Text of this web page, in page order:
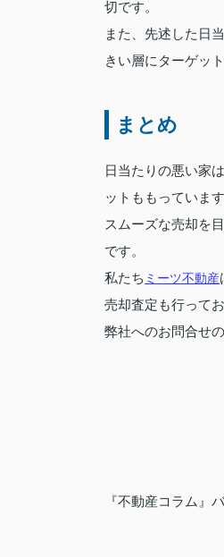
切です。
また、先述した日
きい層にターゲッ
まとめ
日当たりの悪い家
ットももっています
スムーズな売却を
です。
私たち ミーツ不動産
売却査定も行って
弊社へのお問合せ
『不動産コラム』